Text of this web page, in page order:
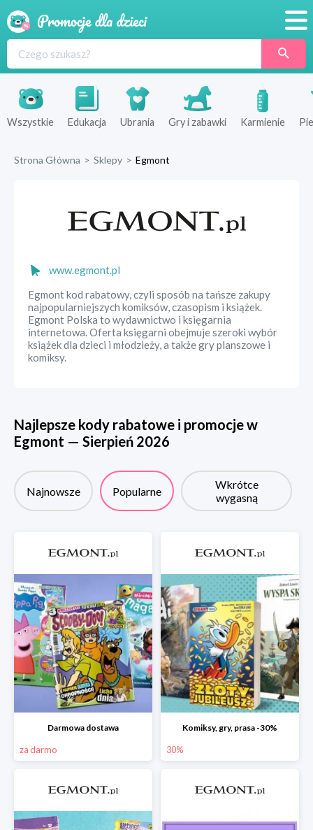
Produkty
Sklepy
Wszystkie Edukacja Ubrania Gry i zabawki Karmienie
Strona Główna > Sklepy > Egmont
www.egmont.pl
Egmont kod rabatowy, czyli sposób na tańsze zakupy
najpopularniejszych komiksów, czasopism i książek.
Egmont Polska to wydawnictwo i księgarnia
internetowa. Oferta księgarni obejmuje szeroki wybór
książek dla dzieci i młodzieży, a także gry planszowe i
komiksy.
Najlepsze kody rabatowe i promocje w
Egmont — Sierpień 2026
Najnowsze Popularne
Wkrótce
wygasną
Darmowa dostawa
za darmo
Komiksy, gry, prasa -30%
30%